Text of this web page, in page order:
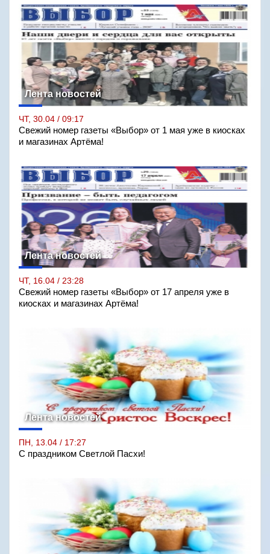
Лента новостей
ЧТ, 30.04 / 09:17
Свежий номер газеты «Выбор» от 1 мая уже в киосках
и магазинах Артёма!
Лента новостей
ЧТ, 16.04 / 23:28
Свежий номер газеты «Выбор» от 17 апреля уже в
киосках и магазинах Артёма!
Лента новостей
ПН, 13.04 / 17:27
С праздником Светлой Пасхи!